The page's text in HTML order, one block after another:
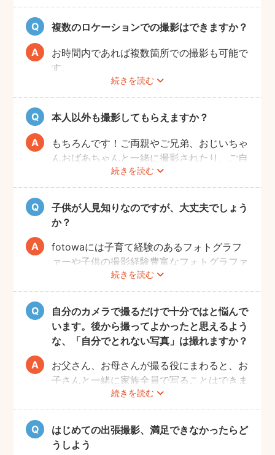
願いしております。
複数のロケーションでの撮影はできますか？
続きを読む
お時間内であれば複数箇所での撮影も可能で
す。
事前に撮りたい場所や撮影のイメージをフォ
トグラファーさんと相談しておくと撮影もス
ムーズに行うことができますよ。
本人以外も撮影してもらえますか？
続きを読む
もちろんです！ご両親やご兄弟、おじいちゃ
んおばあちゃんと一緒に撮影されたり、ご自
宅で開くお誕生日会の様子を撮影される方も
いらっしゃいます。
子供が人見知りなのですが、大丈夫でしょう
か？
続きを読む
fotowaには子育て経験のあるフォトグラフ
ァーや子供の撮影経験豊富なフォトグラファ
ーもたくさん登録しています！ぜひ相談して
みてください。
また、フォトグラファー募集機能で人見知り
のお子様の撮影が得意なフォトグラファーを
募集してみるのもおすすめです。
自分のカメラで撮るだけで十分ではと悩んで
います。後から撮ってよかったと思えるよう
な、「自分でとれない写真」は撮れますか？
続きを読む
お父さん、お母さんが撮る役にまわると、お
子さんと一緒に家族全員で写ることはできま
せんし、プロの機材や構図ならではのクオリ
ティもあります。
10年後、20年後に見返して、撮ってよかっ
たと思っていただける写真をお届けします。
はじめての出張撮影、満足できなかったらど
うしよう